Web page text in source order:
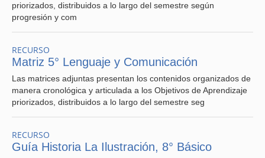
priorizados, distribuidos a lo largo del semestre según
progresión y com
RECURSO
Matriz 5° Lenguaje y Comunicación
Las matrices adjuntas presentan los contenidos organizados de
manera cronológica y articulada a los Objetivos de Aprendizaje
priorizados, distribuidos a lo largo del semestre seg
RECURSO
Guía Historia La Ilustración, 8° Básico